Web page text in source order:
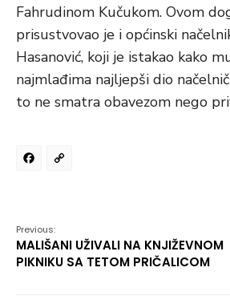
Fahrudinom Kučukom. Ovom
prisustvovao je i općinski
Hasanović, koji je istakao kako
najmlađima najljepši dio
to ne smatra obavezom nego
Facebook
Previous:
MALIŠANI UŽIVALI NA KNJIŽEVNOM
PIKNIKU SA TETOM PRIČALICOM